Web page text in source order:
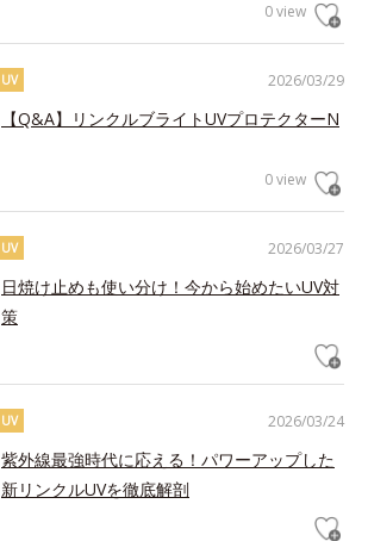
0 view
2026/03/29
UV
【Q&A】リンクルブライトUVプロテクターN
0 view
2026/03/27
UV
日焼け止めも使い分け！今から始めたいUV対
策
2026/03/24
UV
紫外線最強時代に応える！パワーアップした
新リンクルUVを徹底解剖